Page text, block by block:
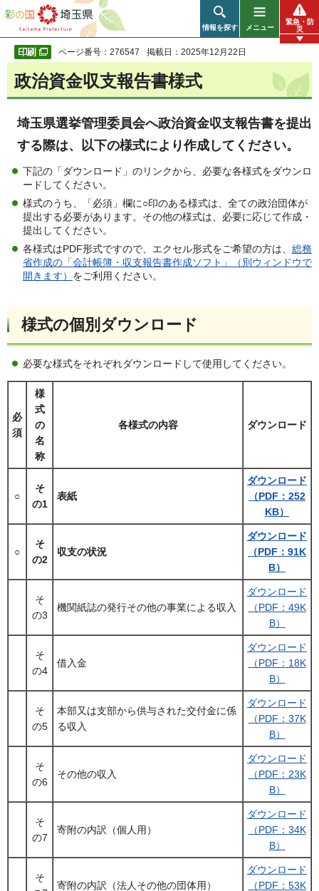
彩の国 埼玉県
情報を探す メニュー
緊急・防
災
ページ番号：276547 掲載日：2025年12月22日
政治資金収支報告書様式
埼玉県選挙管理委員会へ政治資金収支報告書を提出
する際は、以下の様式により作成してください。
下記の「ダウンロード」のリンクから、必要な各様式をダウンロ
ードしてください。
様式のうち、「必須」欄に○印のある様式は、全ての政治団体が
提出する必要があります。その他の様式は、必要に応じて作成・
提出してください。
各様式はPDF形式ですので、エクセル形式をご希望の方は、 総務
省作成の「会計帳簿・収支報告書作成ソフト」（別ウィンドウで
開きます） をご利用ください。
様式の個別ダウンロード
必要な様式をそれぞれダウンロードして使用してください。
必
須
様
式
の
名
称
各様式の内容 ダウンロード
○
そ
の1
表紙
ダウンロード
（PDF：252
KB）
○
そ
の2
収支の状況
ダウンロード
（PDF：91K
B）
そ
の3
機関紙誌の発行その他の事業による収入
ダウンロード
（PDF：49K
B）
そ
の4
借入金
ダウンロード
（PDF：18K
B）
そ
の5
本部又は支部から供与された交付金に係
る収入
ダウンロード
（PDF：37K
B）
そ
の6
その他の収入
ダウンロード
（PDF：23K
B）
そ
の7
寄附の内訳（個人用）
ダウンロード
（PDF：34K
B）
そ
寄附の内訳（法人その他の団体用）
ダウンロード
（PDF：53K